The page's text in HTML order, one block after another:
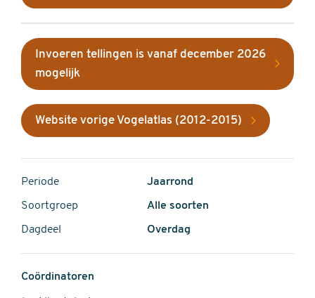
Invoeren tellingen is vanaf december 2026
mogelijk
Website vorige Vogelatlas (2012-2015)
Periode Jaarrond
Soortgroep Alle soorten
Dagdeel Overdag
Coördinatoren